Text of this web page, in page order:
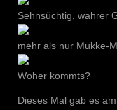
Sehnsüchtig, wahrer
mehr als nur Mukke-
Woher kommts?
Dieses Mal gab es